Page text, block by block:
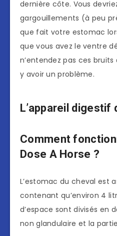
dernière côte. Vous
gargouillements (à peu
que fait votre estomac
que vous avez le ventre
n’entendez pas ces
y avoir un problème.
L’appareil digestif
Comment
Dose A Horse ?
L’estomac du cheval est
contenant qu’environ 4
d’espace sont divisés en
non glandulaire et la